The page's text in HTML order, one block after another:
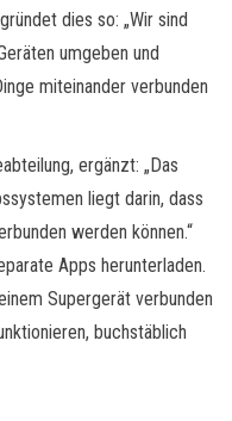
dies so: „Wir sind
umgeben und
miteinander verbunden
ergänzt: „Das
liegt darin, dass
werden können.“
Apps herunterladen.
Supergerät verbunden
buchstäblich